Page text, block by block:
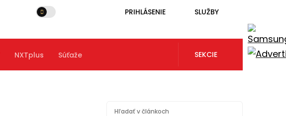
PRIHLÁSENIE SLUŽBY
NXTplus Súťaže SEKCIE